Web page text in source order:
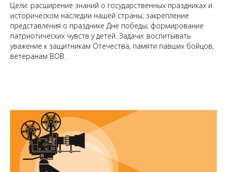
Цели: расширение знаний о государственных праздниках и
историческом наследии нашей страны; закрепление
представления о празднике Дне победы; формирование
патриотических чувств у детей. Задачи: воспитывать
уважение к защитникам Отечества, памяти павших бойцов,
ветеранам ВОВ.